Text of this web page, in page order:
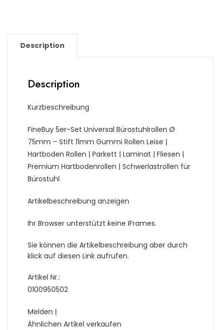
Description
Description
Kurzbeschreibung
FineBuy 5er-Set Universal Bürostuhlrollen Ø
75mm – Stift 11mm Gummi Rollen Leise |
Hartboden Rollen | Parkett | Laminat | Fliesen |
Premium Hartbodenrollen | Schwerlastrollen für
Bürostuhl
Artikelbeschreibung anzeigen
Ihr Browser unterstützt keine IFrames.
Sie können die Artikelbeschreibung aber durch
klick auf diesen Link aufrufen.
Artikel Nr.:
0100950502
Melden |
Ähnlichen Artikel verkaufen